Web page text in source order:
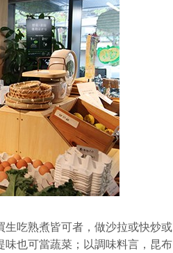
吃熟煮皆可者，做沙拉或快炒或
也可當蔬菜；以調味料言，昆布